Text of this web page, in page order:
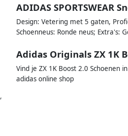
ADIDAS SPORTSWEAR
Design: Vetering met 5 gaten,
Schoenneus: Ronde neus; Extra's:
Adidas Originals ZX 1K
Vind je ZX 1K Boost 2.0 Schoenen
adidas online shop
,